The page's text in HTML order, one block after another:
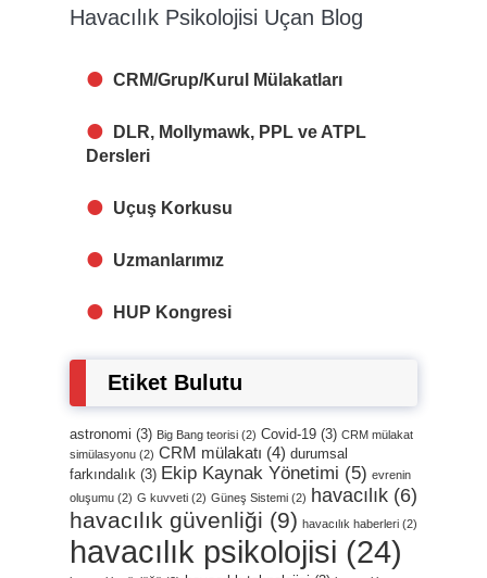
Havacılık Psikolojisi Uçan Blog
CRM/Grup/Kurul Mülakatları
DLR, Mollymawk, PPL ve ATPL
Dersleri
Uçuş Korkusu
Uzmanlarımız
HUP Kongresi
Etiket Bulutu
astronomi (3) Big Bang teorisi (2) Covid-19 (3) CRM mülakat
simülasyonu (2) CRM mülakatı (4) durumsal
farkındalık (3) Ekip Kaynak Yönetimi (5) evrenin
oluşumu (2) G kuvveti (2) Güneş Sistemi (2) havacılık (6)
havacılık güvenliği (9) havacılık haberleri (2)
havacılık psikolojisi (24)